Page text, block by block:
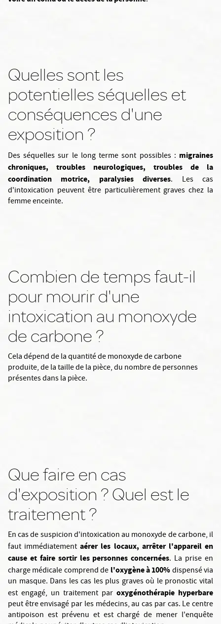
Quelles sont les
potentielles séquelles et
conséquences d'une
exposition ?
Des séquelles sur le long terme sont possibles : migraines
chroniques, troubles neurologiques, troubles de la
coordination motrice, paralysies diverses. Les cas
d'intoxication peuvent être particulièrement graves chez la
femme enceinte.
Combien de temps faut-il
pour mourir d'une
intoxication au monoxyde
de carbone ?
Cela dépend de la quantité de monoxyde de carbone
produite, de la taille de la pièce, du nombre de personnes
présentes dans la pièce.
Que faire en cas
d'exposition ? Quel est le
traitement ?
En cas de suspicion d'intoxication au monoxyde de carbone, il
faut immédiatementaérer les locaux, arrêter l'appareil en
cause et faire sortir les personnes concernées. La prise en
charge médicale comprend de l'oxygène à 100%dispensé via
un masque. Dans les cas les plus graves où le pronostic vital
est engagé, un traitement par oxygénothérapie hyperbare
peut être envisagé par les médecins, au cas par cas. Le centre
antipoison est prévenu et est chargé de mener l'enquête